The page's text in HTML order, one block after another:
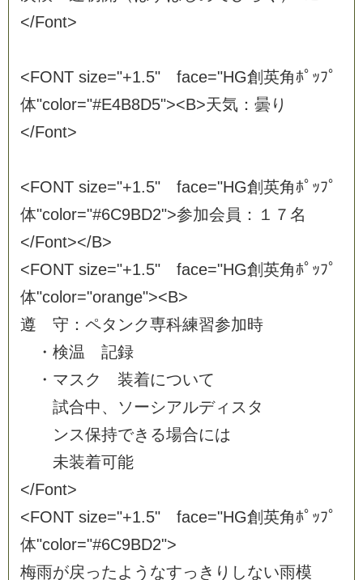
</Font>
<FONT size="+1.5" face="HG創英角ﾎﾟ ｯﾌﾟ
体"coor="#E4B8D5"><B>天気 ： 曇 り
</Font>
<FONT size="+1.5" face="HG創英角ﾎﾟ ｯﾌﾟ
体"coor="#6C9BD2">参加会 員 ： １ ７ 名
</Font></B>
<FONT size="+1.5" face="HG創英角ﾎﾟ ｯﾌﾟ
体"coor="orange"><B>
遵
守 ： ペタ ンク専科練習参加時
・ 検温 記録
・ マ ス ク 装着について
試合中、 ソーシアルディ ス タ
ンス保持でき る場合には
未装着可能
</Font>
<FONT size="+1.5" face="HG創英角ﾎﾟ ｯﾌﾟ
体"coor="#6C9BD2">
梅雨が戻 った よ う なすっ き り しない雨模